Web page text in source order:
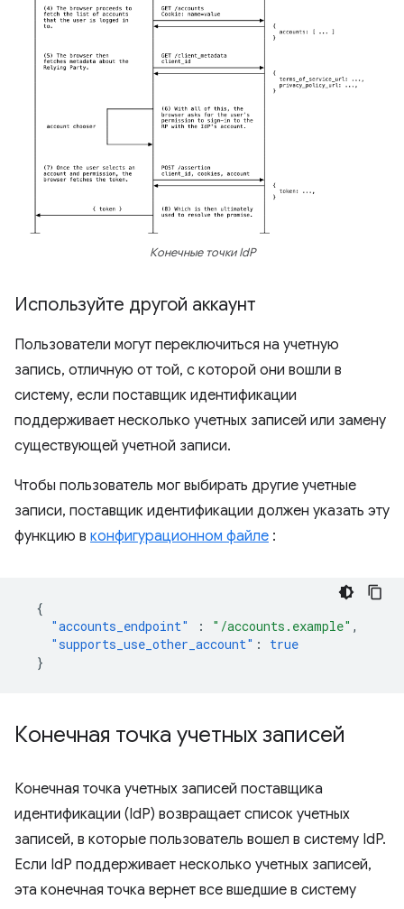
Конечные точки IdP
Используйте другой аккаунт
Пользователи могут переключиться на учетную
запись, отличную от той, с которой они вошли в
систему, если поставщик идентификации
поддерживает несколько учетных записей или замену
существующей учетной записи.
Чтобы пользователь мог выбирать другие учетные
записи, поставщик идентификации должен указать эту
функцию в конфигурационном файле :
{
"accounts_endpoint"
: "/accounts.example" ,
"supports_use_other_account" :
true
}
Конечная точка учетных записей
Конечная точка учетных записей поставщика
идентификации (IdP) возвращает список учетных
записей, в которые пользователь вошел в систему IdP.
Если IdP поддерживает несколько учетных записей,
эта конечная точка вернет все вшедшие в систему